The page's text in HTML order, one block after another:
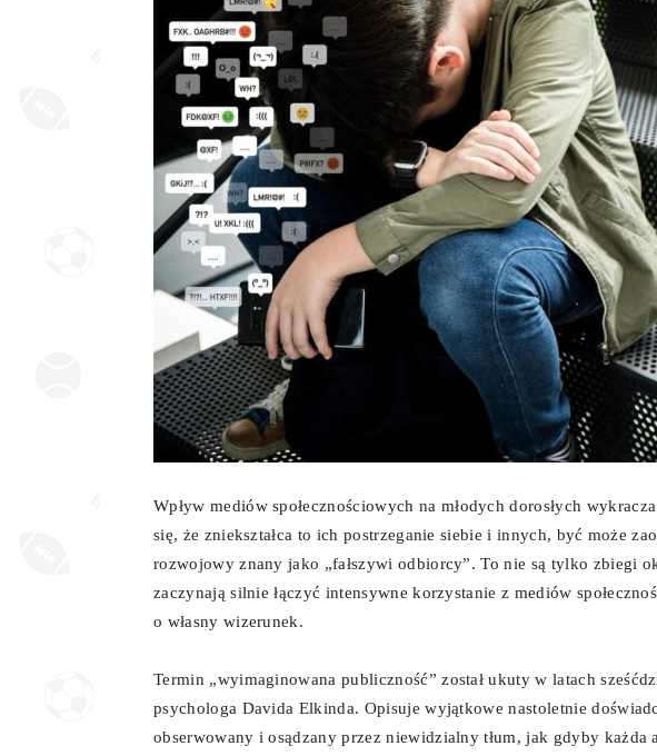
Wpływ mediów społecznościowych na młodych dorosłych
się, że zniekształca to ich postrzeganie siebie i innych, być może
rozwojowy znany jako „fałszywi odbiorcy”. To nie są tylko zbiegi
zaczynają silnie łączyć intensywne korzystanie z mediów
o własny wizerunek.
Termin „wyimaginowana publiczność” został ukuty w latach
psychologa Davida Elkinda. Opisuje wyjątkowe nastoletnie
obserwowany i osądzany przez niewidzialny tłum, jak gdyby